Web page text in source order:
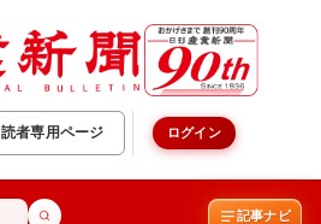
読者専用ページ ログイン
記事ナビ